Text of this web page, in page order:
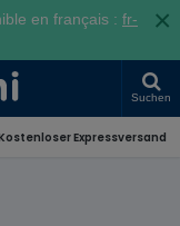
en français : fr-
×
Suchen
Expressversand